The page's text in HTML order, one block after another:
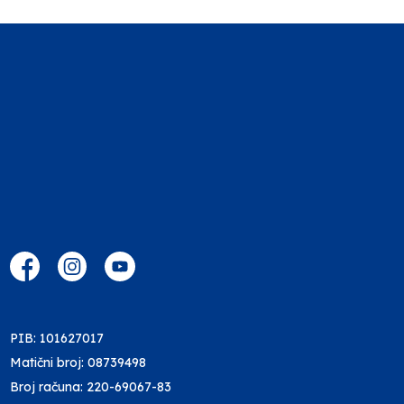
PIB: 101627017
Matični broj: 08739498
Broj računa: 220-69067-83